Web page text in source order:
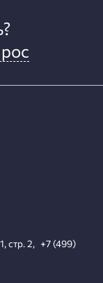
стр. 2, +7 (499)